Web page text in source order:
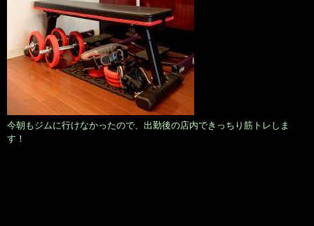
今朝もジムに行けなかったので、出勤後の店内できっちり筋トレしま
す！